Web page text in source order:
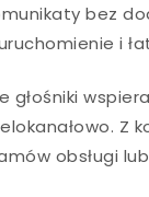
bez
i
głośniki
Z
obsługi